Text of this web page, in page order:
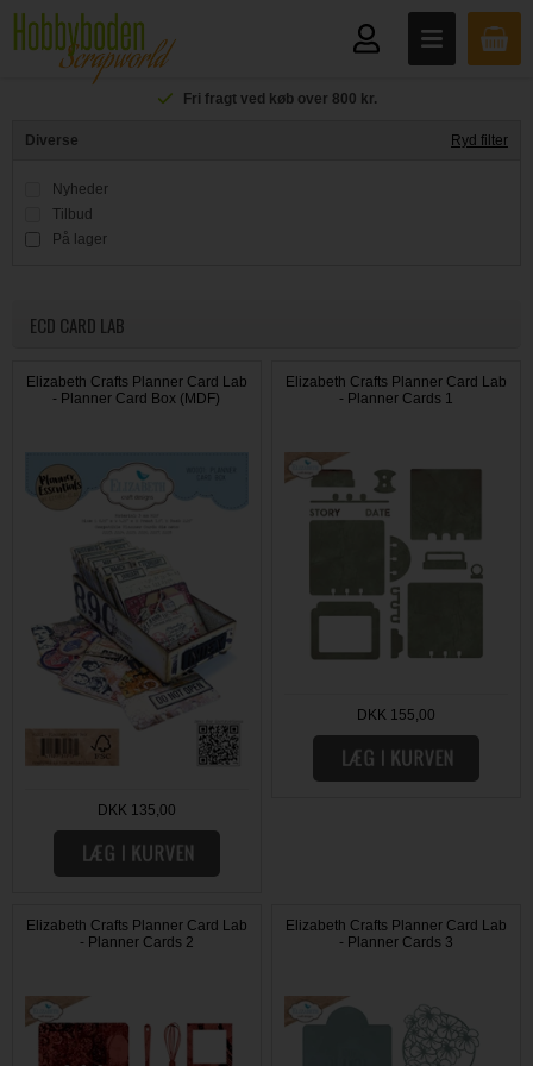
Fri fragt ved køb over 800 kr.
Diverse Ryd filter
Nyheder
Tilbud
På lager
ECD CARD LAB
Elizabeth Crafts Planner Card Lab
- Planner Card Box (MDF)
DKK 135,00
Elizabeth Crafts Planner Card Lab
- Planner Cards 1
DKK 155,00
Elizabeth Crafts Planner Card Lab
- Planner Cards 2
Elizabeth Crafts Planner Card Lab
- Planner Cards 3